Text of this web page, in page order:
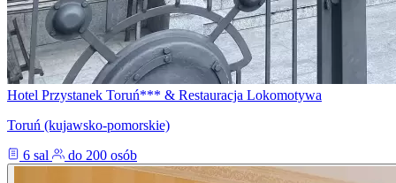
Hotel Przystanek Toruń*** & Restauracja Lokomotywa
Toruń (kujawsko-pomorskie)
6 sal
do 200 osób